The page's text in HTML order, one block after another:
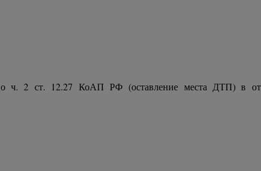
ч. 2 ст. 12.27 КоАП РФ (оставление места ДТП) в